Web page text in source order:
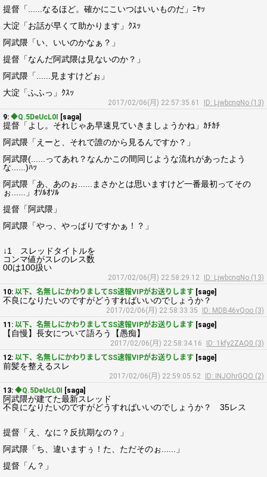
提督「......なるほど。確かにこいつはいいものだ」ﾆﾔｯ
大淀「お話が早くて助かります」ｸｽｯ
阿武隈「い、いいのかなぁ？」
提督「なんだ阿武隈は見ないのか？」
阿武隈「......見ますけどぉ」
大淀「ふふっ」ｸｽｯ
2017/02/06(月) 22:57:35.61
ID: LjwbcnqNo (13)
9: ◆Q.5DeUcL0I [saga]
提督「よし。それじゃあ早速見ていきましょうかね」ｶﾁｶﾁ
阿武隈「えーと、それで誰のから見るんですか？」
阿武隈(......ってあれ？なんかこの間同じような流れがあったよう
な......)ﾊｯ
阿武隈「あ、あのぉ......まさかとは思いますけど一番最初ってその
ぉ......」ｵｿﾙｵｿﾙ
提督「阿武隈」
阿武隈「やっ、やっぱりですかぁ！？」
↓1 スレッドタイトルを
コンマ値がスレのレス数
00は100扱い
2017/02/06(月) 22:58:29.12
ID: LjwbcnqNo (13)
10: 以下、名無しにかわりましてSS速報VIPがお送りします [sage]
不良になりたいのですがどうすればいいのでしょうか？
2017/02/06(月) 22:58:33.35
ID: MDB46vQoo (3)
11: 以下、名無しにかわりましてSS速報VIPがお送りします [sage]
【自慢】長女について語ろう【愚痴】
2017/02/06(月) 22:58:34.16
ID: 1kfy2ZAQ0 (3)
12: 以下、名無しにかわりましてSS速報VIPがお送りします [sage]
前髪を整えるスレ
2017/02/06(月) 22:59:05.52
ID: INJOhrGQO (2)
13: ◆Q.5DeUcL0I [saga]
阿武隈が建てた最新スレッド
不良になりたいのですがどうすればいいのでしょうか？ 35レス
提督「え、なに？反抗期なの？」
阿武隈「ち、違いますぅ！た、ただそのぉ......」
提督「ん？」